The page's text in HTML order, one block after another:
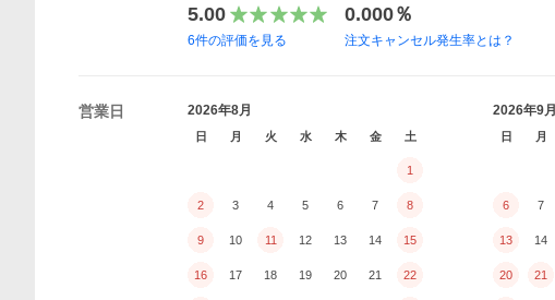
5.00
6件の評価を見る
0.000％
注文キャンセル発生率とは？
営業日 2026年8月
日 月 火 水 木 金 土
1
2 3 4 5 6 7 8
9 10 11 12 13 14 15
16 17 18 19 20 21 22
2026年9月
日 月
6 7
13 14
20 21